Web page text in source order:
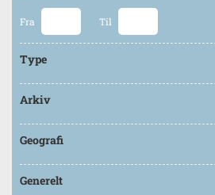
Fra Til
Type
Arkiv
Geografi
Generelt